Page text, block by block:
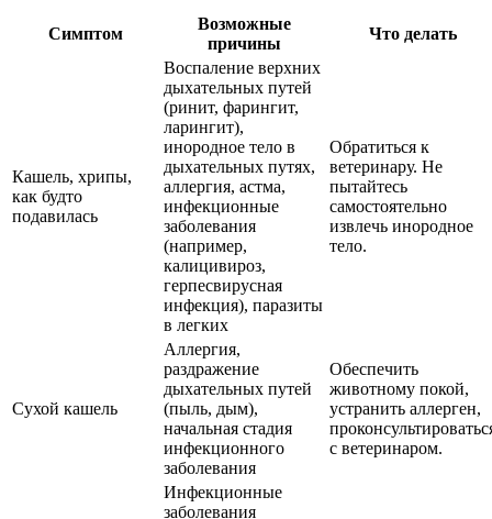
Симптом
Возможные
причины
Что делать
Кашель, хрипы,
как будто
подавилась
Воспаление верхних
дыхательных путей
(ринит, фарингит,
ларингит),
инородное тело в
дыхательных путях,
аллергия, астма,
инфекционные
заболевания
(например,
калицивироз,
герпесвирусная
инфекция), паразиты
в легких
Обратиться к
ветеринару. Не
пытайтесь
самостоятельно
извлечь инородное
тело.
Сухой кашель
Аллергия,
раздражение
дыхательных путей
(пыль, дым),
начальная стадия
инфекционного
заболевания
Обеспечить
животному покой,
устранить аллерген,
с ветеринаром.
Инфекционные
заболевания